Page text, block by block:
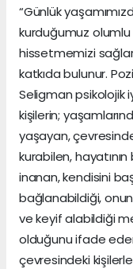
“Günlük
kurduğumuz
hissetmemizi
katkıda bulunur.
Seligman psikolojik
kişilerin;
yaşayan,
kurabilen,
inanan, kendisini
bağlanabildiği,
ve keyif alabildiği
olduğunu ifade
çevresindeki kişilerle